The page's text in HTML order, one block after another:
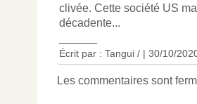
clivée. Cette société US
décadente...
Écrit par : Tangui / | 30/10/
Les commentaires sont